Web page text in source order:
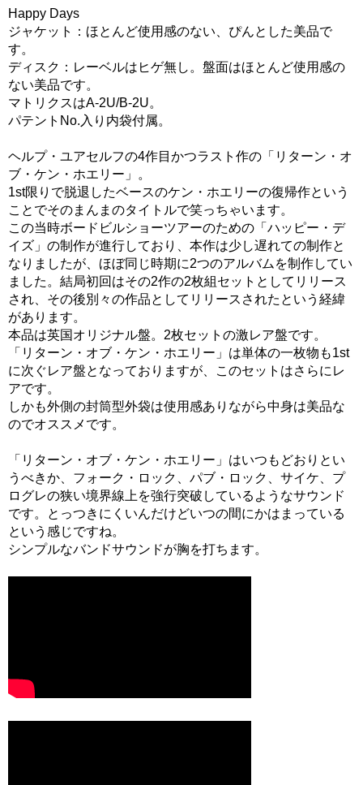
Happy Days
ジャケット：ほとんど使用感のない、ぴんとした美品で
す。
ディスク：レーベルはヒゲ無し。盤面はほとんど使用感の
ない美品です。
マトリクスはA-2U/B-2U。
パテントNo.入り内袋付属。
ヘルプ・ユアセルフの4作目かつラスト作の「リターン・オ
ブ・ケン・ホエリー」。
1st限りで脱退したベースのケン・ホエリーの復帰作という
ことでそのまんまのタイトルで笑っちゃいます。
この当時ボードビルショーツアーのための「ハッピー・デ
イズ」の制作が進行しており、本作は少し遅れての制作と
なりましたが、ほぼ同じ時期に2つのアルバムを制作してい
ました。結局初回はその2作の2枚組セットとしてリリース
され、その後別々の作品としてリリースされたという経緯
があります。
本品は英国オリジナル盤。2枚セットの激レア盤です。
「リターン・オブ・ケン・ホエリー」は単体の一枚物も1st
に次ぐレア盤となっておりますが、このセットはさらにレ
アです。
しかも外側の封筒型外袋は使用感ありながら中身は美品な
のでオススメです。
「リターン・オブ・ケン・ホエリー」はいつもどおりとい
うべきか、フォーク・ロック、パブ・ロック、サイケ、プ
ログレの狭い境界線上を強行突破しているようなサウンド
です。とっつきにくいんだけどいつの間にかはまっている
という感じですね。
シンプルなバンドサウンドが胸を打ちます。